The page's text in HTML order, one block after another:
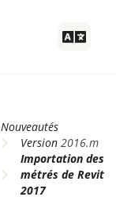
Nouveautés
Version2016.m
Importation des
métrés de Revit
2017